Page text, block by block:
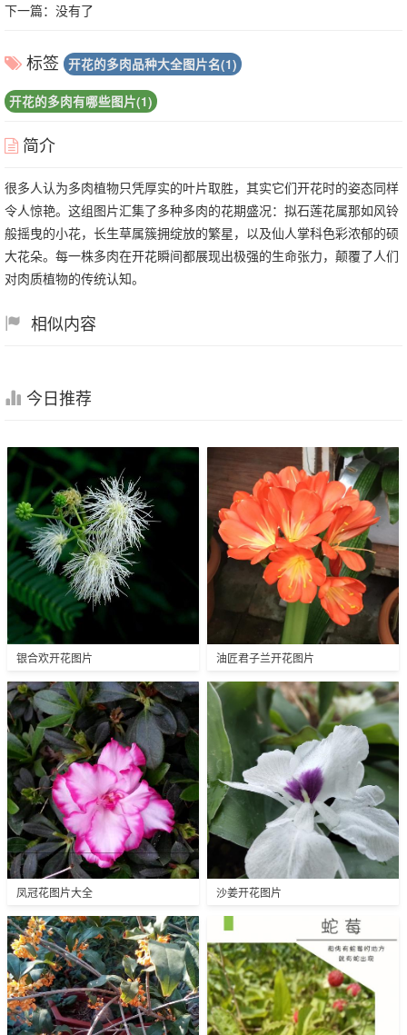
下一篇：没有了
标签 开花的多肉品种大全图片名(1)
开花的多肉有哪些图片(1)
简介
很多人认为多肉植物只凭厚实的叶片取胜，其实它们开花时的姿态同样
令人惊艳。这组图片汇集了多种多肉的花期盛况：拟石莲花属那如风铃
般摇曳的小花，长生草属簇拥绽放的繁星，以及仙人掌科色彩浓郁的硕
大花朵。每一株多肉在开花瞬间都展现出极强的生命张力，颠覆了人们
对肉质植物的传统认知。
相似内容
今日推荐
银合欢开花图片 油匠君子兰开花图片
凤冠花图片大全 沙姜开花图片